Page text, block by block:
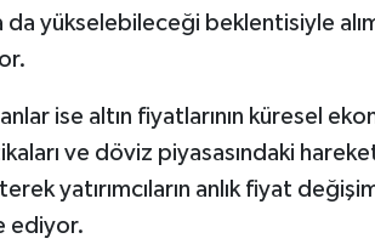
da yükselebileceği beklentisiyle
ise altın fiyatlarının küresel
ve döviz piyasasındaki
yatırımcıların anlık fiyat
ediyor.